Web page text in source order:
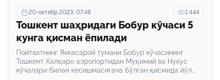
20-октябр 2023, 07:48 1 444
Тошкент шаҳридаги Бобур кўчаси 5
кунга қисман ёпилади
Пойтахтнинг Яккасарой тумани Бобур кўчасининг
Тошкент Халқаро аэропортидан Муқимий ва Нукус
кўчалари билан кесишмасигача бўлган қисмида йўл